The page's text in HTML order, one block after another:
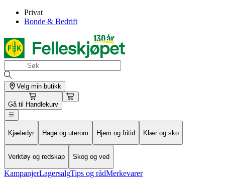
Privat
Bonde & Bedrift
Velg min butikk
Gå til Handlekurv
Kjæledyr Hage og uterom Hjem og fritid Klær og sko
Verktøy og redskap Skog og ved
KampanjerLagersalgTips og rådMerkevarer